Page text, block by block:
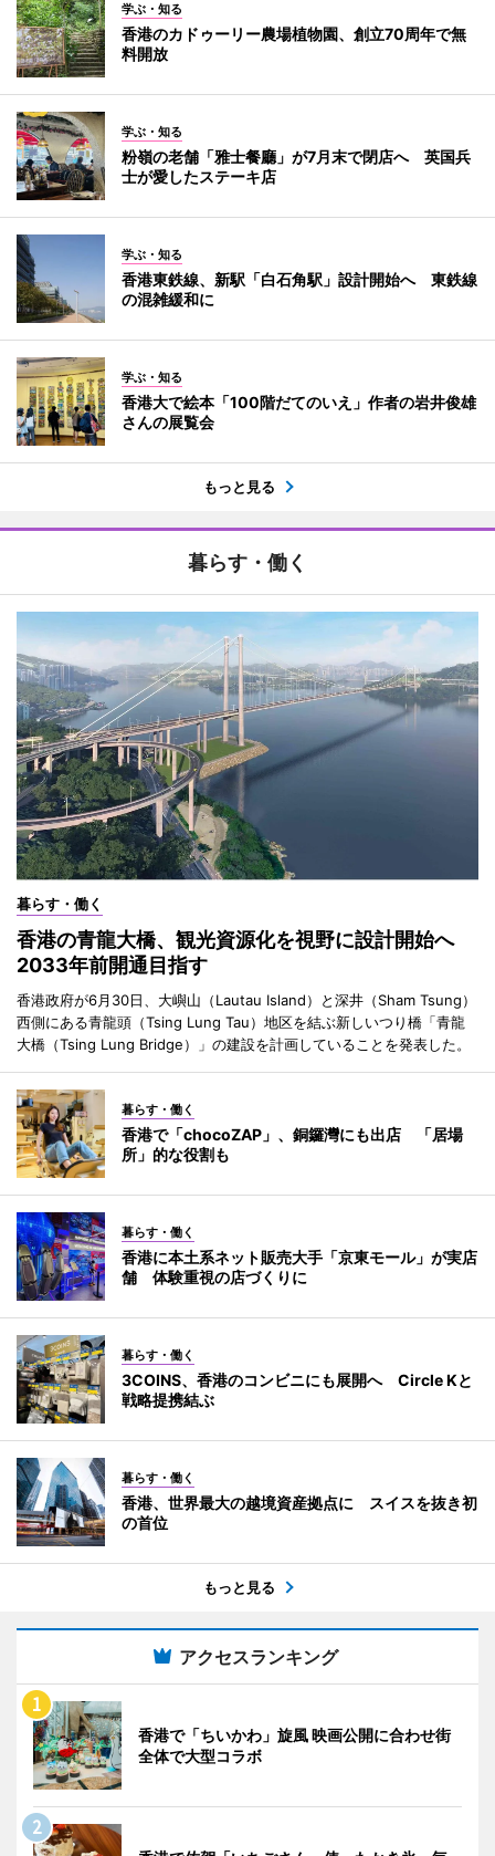
学ぶ・知る
香港のカドゥーリー農場植物園、創立70周年で無
料開放
学ぶ・知る
粉嶺の老舗「雅士餐廳」が7月末で閉店へ 英国兵
士が愛したステーキ店
学ぶ・知る
香港東鉄線、新駅「白石角駅」設計開始へ 東鉄線
の混雑緩和に
学ぶ・知る
香港大で絵本「100階だてのいえ」作者の岩井俊雄
さんの展覧会
もっと見る
暮らす・働く
暮らす・働く
香港の青龍大橋、観光資源化を視野に設計開始へ
2033年前開通目指す
香港政府が6月30日、大嶼山（Lautau Island）と深井（Sham Tsung）
西側にある青龍頭（Tsing Lung Tau）地区を結ぶ新しいつり橋「青龍
大橋（Tsing Lung Bridge）」の建設を計画していることを発表した。
暮らす・働く
香港で「chocoZAP」、銅鑼灣にも出店 「居場
所」的な役割も
暮らす・働く
香港に本土系ネット販売大手「京東モール」が実店
舗 体験重視の店づくりに
暮らす・働く
3COINS、香港のコンビニにも展開へ Circle Kと
戦略提携結ぶ
暮らす・働く
香港、世界最大の越境資産拠点に スイスを抜き初
の首位
もっと見る
アクセスランキング
香港で「ちいかわ」旋風 映画公開に合わせ街
全体で大型コラボ